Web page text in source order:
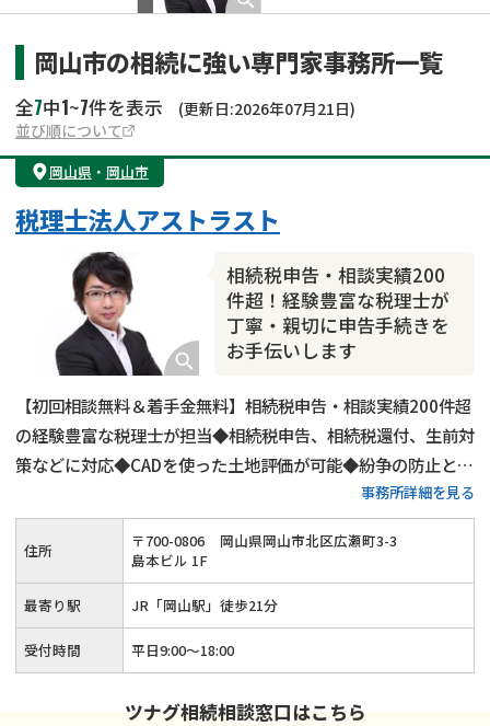
岡山市の相続に強い専門家事務所一覧
全7中1~7件を表示
(更新日:2026年07月21日)
並び順について
岡山県 ・ 岡山市
相続税申告・相談実績200
件超！経験豊富な税理士が
丁寧・親切に申告手続きを
お手伝いします
税理士法人アストラスト
【初回相談無料＆着手金無料】相続税申告・相談実績200件超
の経験豊富な税理士が担当◆相続税申告、相続税還付、生前対
策などに対応◆CADを使った土地評価が可能◆紛争の防止と相
続税の節税の両方をしっかりとサポートします。相続のことな
ら税理士法人アストラストまでご相談ください。
事務所詳細を見る
住所 〒700-0806
岡山県岡山市北区広瀬町3-3
島本ビル 1F
最寄り駅 JR「岡山駅」徒歩21分
受付時間 平日9:00～18:00
ツナグ相続相談窓口はこちら